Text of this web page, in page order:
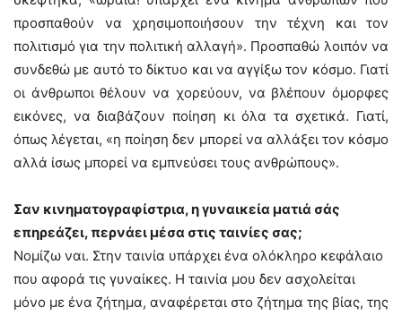
προσπαθούν να χρησιμοποιήσουν την τέχνη και τον
πολιτισμό για την πολιτική αλλαγή». Προσπαθώ λοιπόν να
συνδεθώ με αυτό το δίκτυο και να αγγίξω τον κόσμο. Γιατί
οι άνθρωποι θέλουν να χορεύουν, να βλέπουν όμορφες
εικόνες, να διαβάζουν ποίηση κι όλα τα σχετικά. Γιατί,
όπως λέγεται, «η ποίηση δεν μπορεί να αλλάξει τον κόσμο
αλλά ίσως μπορεί να εμπνεύσει τους ανθρώπους».
Σαν κινηματογραφίστρια, η γυναικεία ματιά σάς
επηρεάζει, περνάει μέσα στις ταινίες σας;
Νομίζω ναι. Στην ταινία υπάρχει ένα ολόκληρο κεφάλαιο
που αφορά τις γυναίκες. Η ταινία μου δεν ασχολείται
μόνο με ένα ζήτημα, αναφέρεται στο ζήτημα της βίας, της